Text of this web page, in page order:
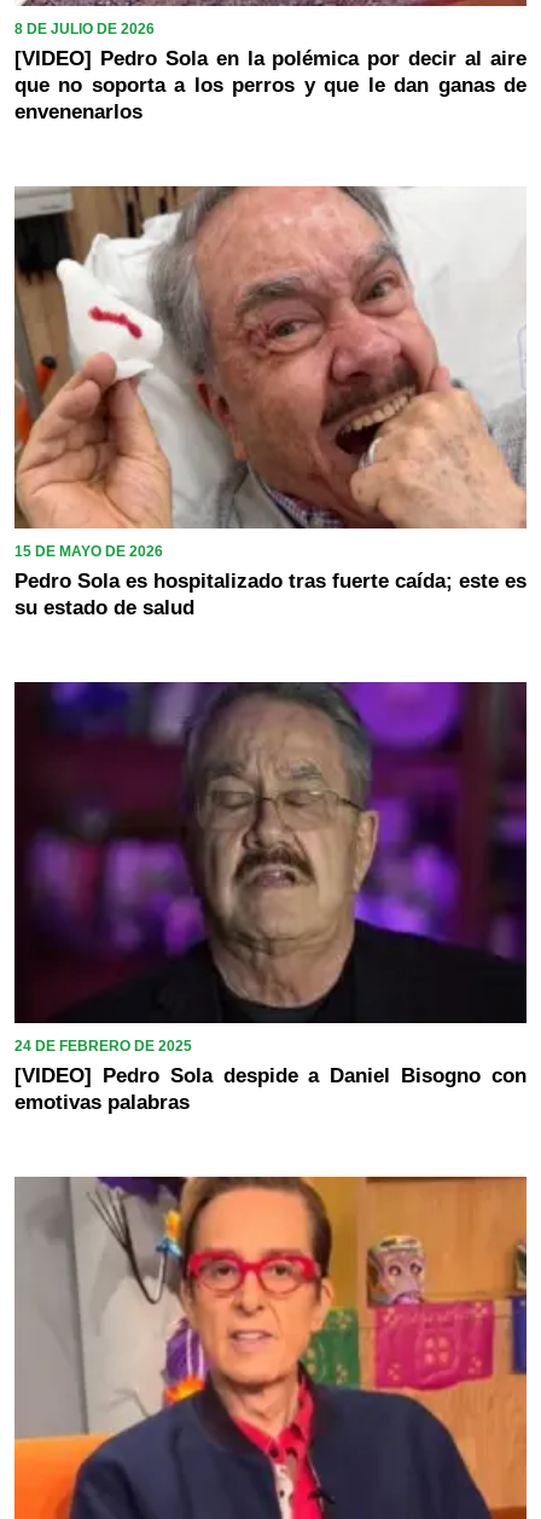
8 DE JULIO DE 2026
[VIDEO] Pedro Sola en la polémica por decir al aire
que no soporta a los perros y que le dan ganas de
envenenarlos
15 DE MAYO DE 2026
Pedro Sola es hospitalizado tras fuerte caída; este es
su estado de salud
24 DE FEBRERO DE 2025
[VIDEO] Pedro Sola despide a Daniel Bisogno con
emotivas palabras